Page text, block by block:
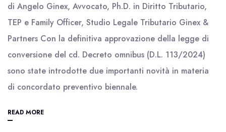
di Angelo Ginex, Avvocato, Ph.D. in Diritto Tributario,
TEP e Family Officer, Studio Legale Tributario Ginex &
Partners Con la definitiva approvazione della legge di
conversione del cd. Decreto omnibus (D.L. 113/2024)
sono state introdotte due importanti novità in materia
di concordato preventivo biennale.
READ MORE